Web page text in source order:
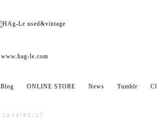
www.hag-le.com
Blog ONLINE STORE News Tumblr
2014/02/27